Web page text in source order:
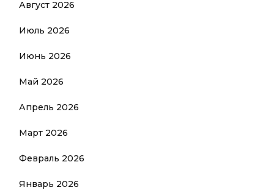
Август 2026
Июль 2026
Июнь 2026
Май 2026
Апрель 2026
Март 2026
Февраль 2026
Январь 2026